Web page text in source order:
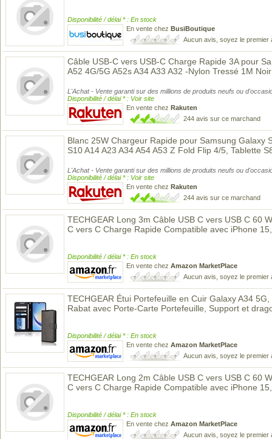
Disponibilité / délai * : En stock
En vente chez BusiBoutique
Aucun avis, soyez le premier
Câble USB-C vers USB-C Charge Rapide 3A pour
A52 4G/5G A52s A34 A33 A32 -Nylon Tressé 1M
L'Achat - Vente garanti sur des millions de produits neufs ou
Disponibilité / délai * : Voir site
En vente chez Rakuten
244 avis sur ce marchand
Blanc 25W Chargeur Rapide pour Samsung Galaxy
S10 A14 A23 A34 A54 A53 Z Fold Flip 4/5, Tablette
L'Achat - Vente garanti sur des millions de produits neufs ou
Disponibilité / délai * : Voir site
En vente chez Rakuten
244 avis sur ce marchand
TECHGEAR Long 3m Câble USB C vers USB C 60
C vers C Charge Rapide Compatible avec iPhone
Disponibilité / délai * : En stock
En vente chez Amazon MarketPlace
Aucun avis, soyez le premier
TECHGEAR Étui Portefeuille en Cuir Galaxy A34
Rabat avec Porte-Carte Portefeuille, Support et
Disponibilité / délai * : En stock
En vente chez Amazon MarketPlace
Aucun avis, soyez le premier
TECHGEAR Long 2m Câble USB C vers USB C 60
C vers C Charge Rapide Compatible avec iPhone
Disponibilité / délai * : En stock
En vente chez Amazon MarketPlace
Aucun avis, soyez le premier